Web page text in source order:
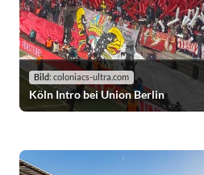
Bild: coloniacs-ultra.com
Köln Intro bei Union Berlin